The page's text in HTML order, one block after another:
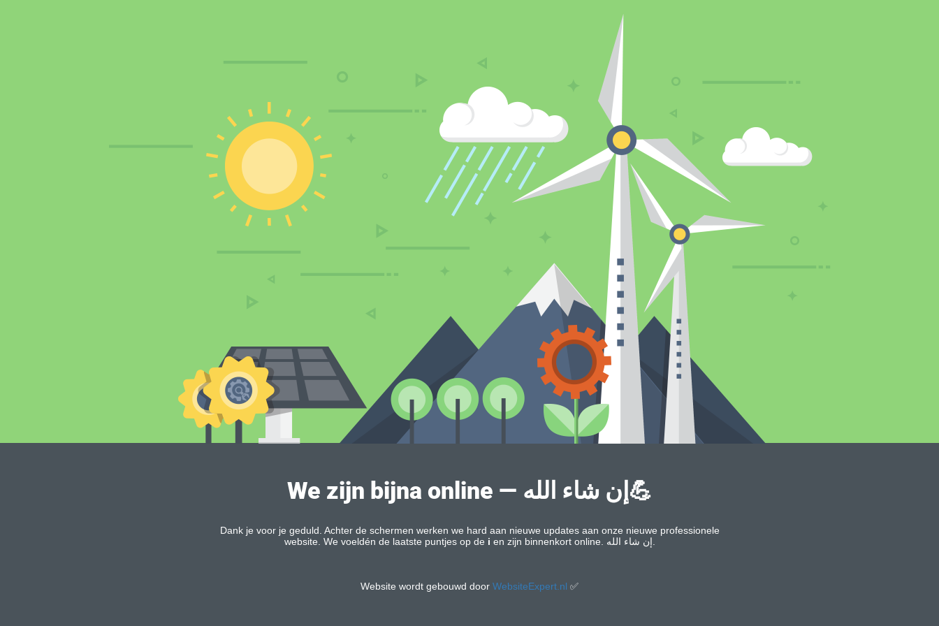
We zijn bijna online — إن شاء الله💪
Dank je voor je geduld. Achter de schermen werken we hard aan nieuwe updates aan onze nieuwe professionele
website. We voeldén de laatste puntjes op de i
Website wordt gebouwd door WebsiteExpert.nl ✅